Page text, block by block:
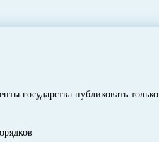
государства публиковать только